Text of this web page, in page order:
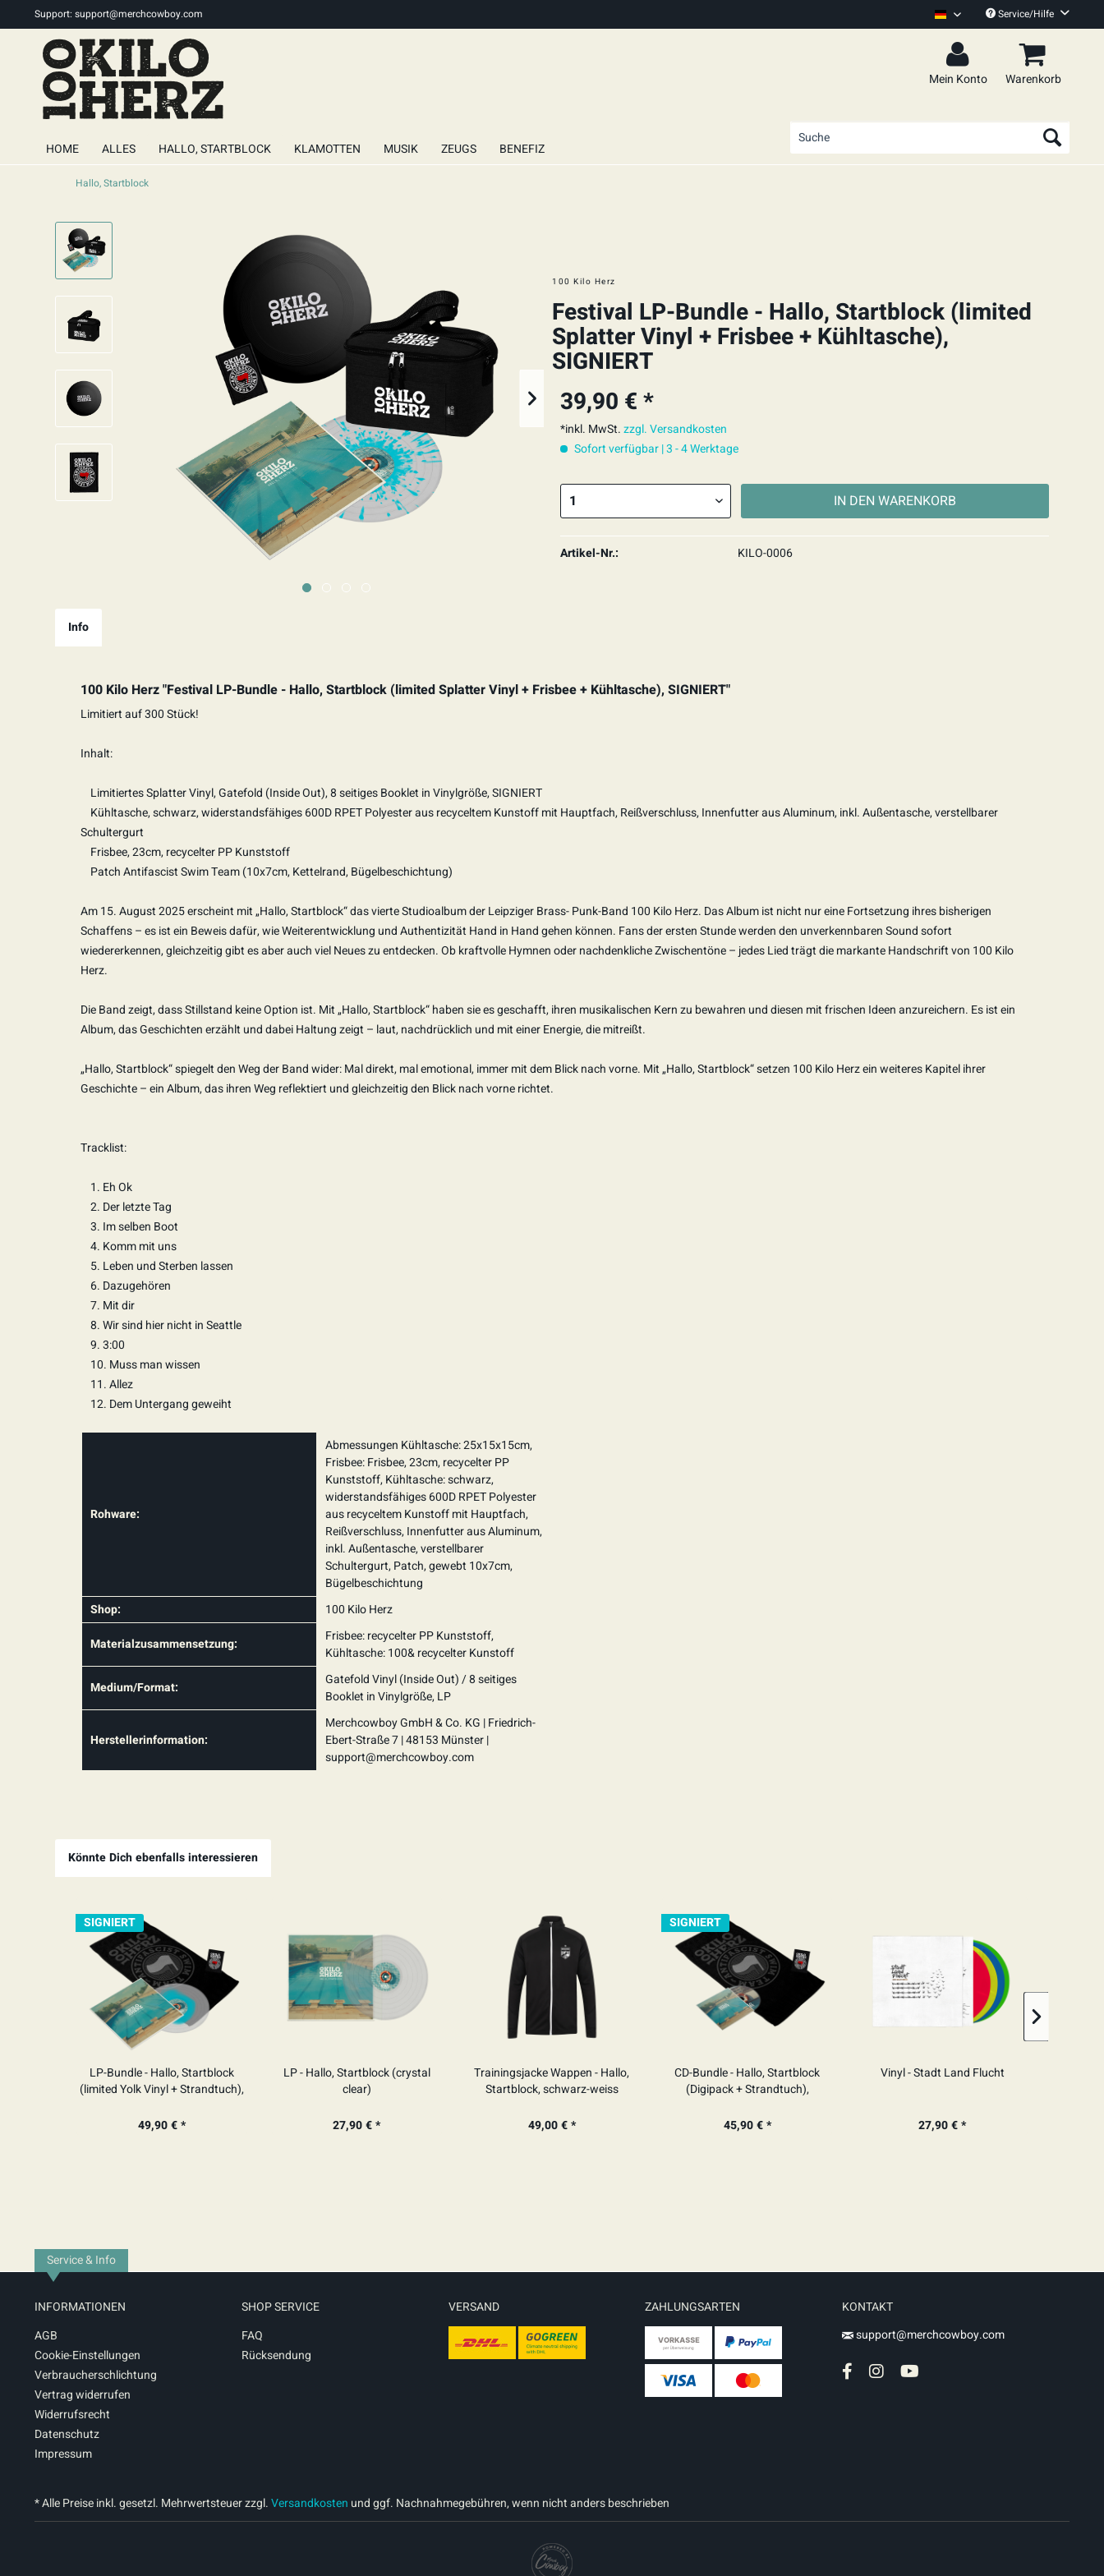
Support: support@merchcowboy.com 100 KIlo Herz Deutsch
Service/Hilfe
Mein Konto Warenkorb
HOME ALLES HALLO, STARTBLOCK KLAMOTTEN MUSIK ZEUGS BENEFIZ
Hallo, Startblock
100 Kilo Herz
Festival LP-Bundle - Hallo, Startblock (limited
Splatter Vinyl + Frisbee + Kühltasche),
SIGNIERT
39,90 € *
*inkl. MwSt.zzgl. Versandkosten
Sofort verfügbar | 3 - 4 Werktage
IN DEN WARENKORB
Artikel-Nr.: KILO-0006
Info
100 Kilo Herz "Festival LP-Bundle - Hallo, Startblock (limited Splatter Vinyl + Frisbee + Kühltasche), SIGNIERT"
Limitiert auf 300 Stück!
Inhalt:
Limitiertes Splatter Vinyl, Gatefold (Inside Out), 8 seitiges Booklet in Vinylgröße, SIGNIERT
Kühltasche, schwarz, widerstandsfähiges 600D RPET Polyester aus recyceltem Kunstoff mit Hauptfach, Reißverschluss, Innenfutter aus Aluminum, inkl. Außentasche, verstellbarer
Schultergurt
Frisbee, 23cm, recycelter PP Kunststoff
Patch Antifascist Swim Team (10x7cm, Kettelrand, Bügelbeschichtung)
Am 15. August 2025 erscheint mit „Hallo, Startblock“ das vierte Studioalbum der Leipziger Brass- Punk-Band 100 Kilo Herz. Das Album ist nicht nur eine Fortsetzung ihres bisherigen
Schaffens – es ist ein Beweis dafür, wie Weiterentwicklung und Authentizität Hand in Hand gehen können. Fans der ersten Stunde werden den unverkennbaren Sound sofort
wiedererkennen, gleichzeitig gibt es aber auch viel Neues zu entdecken. Ob kraftvolle Hymnen oder nachdenkliche Zwischentöne – jedes Lied trägt die markante Handschrift von 100 Kilo
Herz.
Die Band zeigt, dass Stillstand keine Option ist. Mit „Hallo, Startblock“ haben sie es geschafft, ihren musikalischen Kern zu bewahren und diesen mit frischen Ideen anzureichern. Es ist ein
Album, das Geschichten erzählt und dabei Haltung zeigt – laut, nachdrücklich und mit einer Energie, die mitreißt.
„Hallo, Startblock“ spiegelt den Weg der Band wider: Mal direkt, mal emotional, immer mit dem Blick nach vorne. Mit „Hallo, Startblock“ setzen 100 Kilo Herz ein weiteres Kapitel ihrer
Geschichte – ein Album, das ihren Weg reflektiert und gleichzeitig den Blick nach vorne richtet.
Tracklist:
1. Eh Ok
2. Der letzte Tag
3. Im selben Boot
4. Komm mit uns
5. Leben und Sterben lassen
6. Dazugehören
7. Mit dir
8. Wir sind hier nicht in Seattle
9. 3:00
10. Muss man wissen
11. Allez
12. Dem Untergang geweiht
Rohware:
Abmessungen Kühltasche: 25x15x15cm,
Frisbee: Frisbee, 23cm, recycelter PP
Kunststoff, Kühltasche: schwarz,
widerstandsfähiges 600D RPET Polyester
aus recyceltem Kunstoff mit Hauptfach,
Reißverschluss, Innenfutter aus Aluminum,
inkl. Außentasche, verstellbarer
Schultergurt, Patch, gewebt 10x7cm,
Bügelbeschichtung
Shop:
100 Kilo Herz
Materialzusammensetzung:
Frisbee: recycelter PP Kunststoff,
Kühltasche: 100& recycelter Kunstoff
Medium/Format:
Gatefold Vinyl (Inside Out) / 8 seitiges
Booklet in Vinylgröße, LP
Herstellerinformation:
Merchcowboy GmbH & Co. KG | Friedrich-
Ebert-Straße 7 | 48153 Münster |
support@merchcowboy.com
Könnte Dich ebenfalls interessieren
SIGNIERT
LP-Bundle - Hallo, Startblock
(limited Yolk Vinyl + Strandtuch),
49,90 € *
LP - Hallo, Startblock (crystal
clear)
27,90 € *
Trainingsjacke Wappen - Hallo,
Startblock, schwarz-weiss
49,00 € *
SIGNIERT
CD-Bundle - Hallo, Startblock
(Digipack + Strandtuch),
45,90 € *
Vinyl - Stadt Land Flucht
27,90 € *
Service & Info
INFORMATIONEN
AGB
Cookie-Einstellungen
Verbraucherschlichtung
Vertrag widerrufen
Widerrufsrecht
Datenschutz
Impressum
SHOP SERVICE
FAQ
Rücksendung
VERSAND ZAHLUNGSARTEN
KONTAKT
support@merchcowboy.com
* Alle Preise inkl. gesetzl. Mehrwertsteuer zzgl.Versandkosten und ggf. Nachnahmegebühren, wenn nicht anders beschrieben